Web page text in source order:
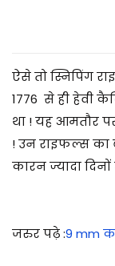
ऐसे तो स्निपिंग
1776 से ही हेवी
था ! यह आमतौर
! उन राइफल्स का
कारन ज्यादा
जरुर पढ़े :9 mm